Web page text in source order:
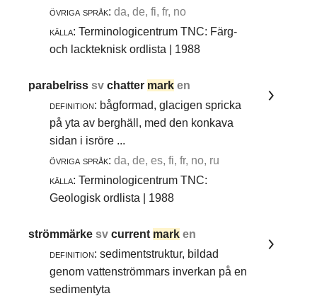
övriga språk: da, de, fi, fr, no
källa: Terminologicentrum TNC: Färg-
och lackteknisk ordlista | 1988
parabelrisssvchatter mark en
definition: bågformad, glacigen spricka
på yta av berghäll, med den konkava
sidan i isröre ...
övriga språk: da, de, es, fi, fr, no, ru
källa: Terminologicentrum TNC:
Geologisk ordlista | 1988
strömmärkesvcurrent mark en
definition: sedimentstruktur, bildad
genom vattenströmmars inverkan på en
sedimentyta